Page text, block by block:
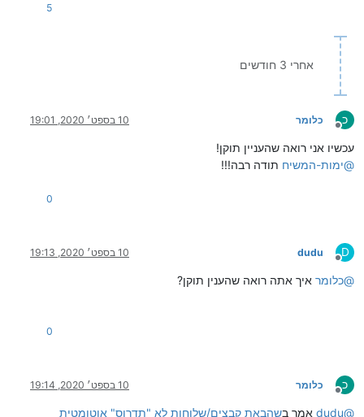
5
אחרי 3 חודשים
כ
מנותק
כלומר 10 בספט׳ 2020, 19:01
עכשיו אני רואה שהעניין תוקן!
@ימות-המשיח תודה רבה!!!
0
D
מנותק
dudu 10 בספט׳ 2020, 19:13
@כלומר איך אתה רואה שהענין תוקן?
0
כ
מנותק
כלומר 10 בספט׳ 2020, 19:14
@
dudu אמר בשהבאת קבצים/שלוחות לא "תדרוס" אוטומטית